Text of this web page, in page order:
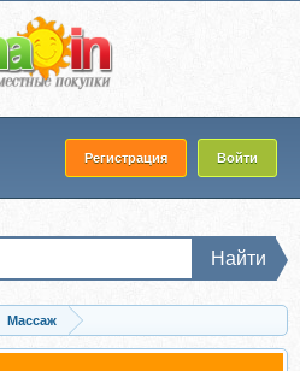
Регистрация Войти
Найти
Массаж
на 10 лет моложе (Елена Савчук)